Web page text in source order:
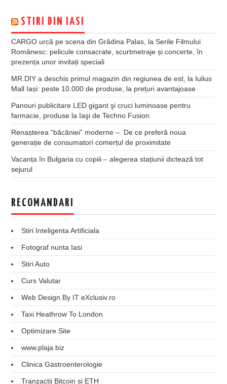
STIRI DIN IASI
CARGO urcă pe scena din Grădina Palas, la Serile Filmului
Românesc: pelicule consacrate, scurtmetraje și concerte, în
prezența unor invitați speciali
MR.DIY a deschis primul magazin din regiunea de est, la Iulius
Mall Iași: peste 10.000 de produse, la prețuri avantajoase
Panouri publicitare LED gigant şi cruci luminoase pentru
farmacie, produse la Iaşi de Techno Fusion
Renașterea “băcăniei” moderne – De ce preferă noua
generație de consumatori comerțul de proximitate
Vacanța în Bulgaria cu copiii – alegerea stațiunii dictează tot
sejurul
RECOMANDARI
Stiri Inteligenta Artificiala
Fotograf nunta Iasi
Stiri Auto
Curs Valutar
Web Design By IT eXclusiv.ro
Taxi Heathrow To London
Optimizare Site
www.plaja.biz
Clinica Gastroenterologie
Tranzactii Bitcoin si ETH